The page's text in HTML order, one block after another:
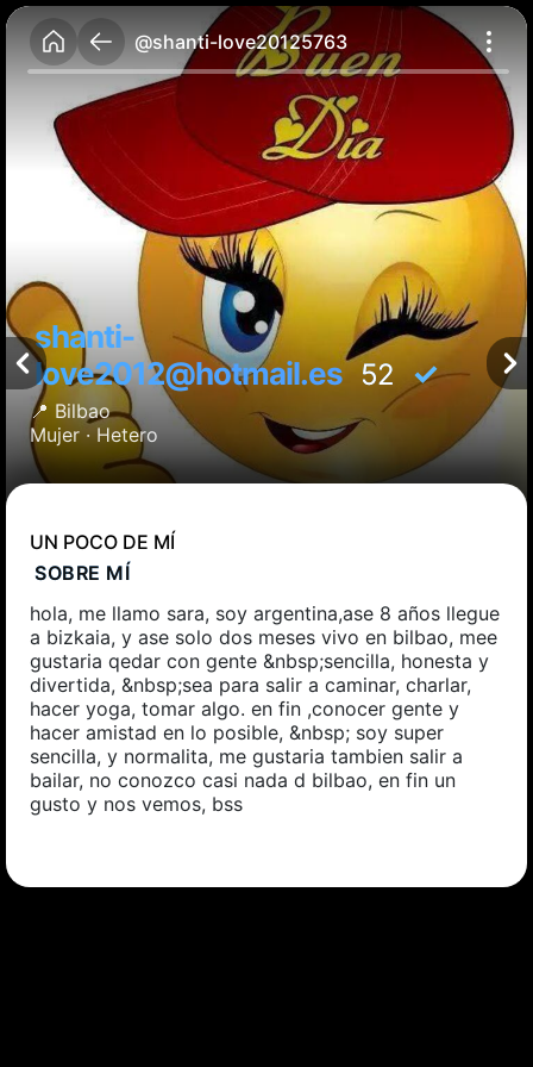
@shanti-love20125763
shanti-
love2012@hotmail.es 52✓
📍 Bilbao
Mujer ·Hetero
UN POCO DE MÍ
SOBRE MÍ
hola, me llamo sara, soy argentina,ase 8 años llegue
a bizkaia, y ase solo dos meses vivo en bilbao, mee
gustaria qedar con gente &nbsp;sencilla, honesta y
divertida, &nbsp;sea para salir a caminar, charlar,
hacer yoga, tomar algo. en fin ,conocer gente y
hacer amistad en lo posible, &nbsp; soy super
sencilla, y normalita, me gustaria tambien salir a
bailar, no conozco casi nada d bilbao, en fin un
gusto y nos vemos, bss